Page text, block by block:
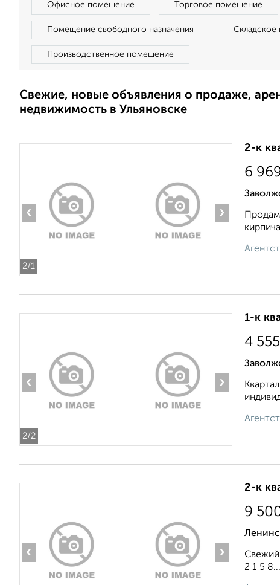
Офисное помещение Торговое помещение
Помещение свободного назначения
Производственное помещение
Свежие, новые объявления о продаже,
недвижимость в Ульяновске
2/1
‹ ›
2-к
6
Продам
2/2
‹ ›
1-к
4
‹ ›
2-к
9
Свежий
2 1 5 8...